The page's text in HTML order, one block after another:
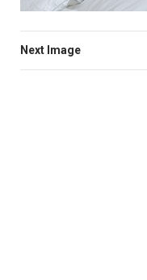
Next Image